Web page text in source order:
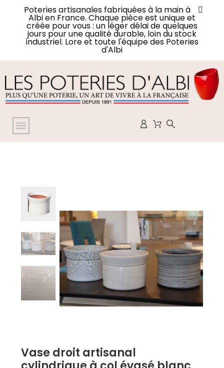
Poteries artisanales fabriquées à la main à
Albi en France. Chaque pièce est unique et
créée pour vous : un léger délai de quelques
jours pour une qualité durable, loin du stock
industriel. Lore et toute l'équipe des Poteries
d'Albi
Vase droit artisanal